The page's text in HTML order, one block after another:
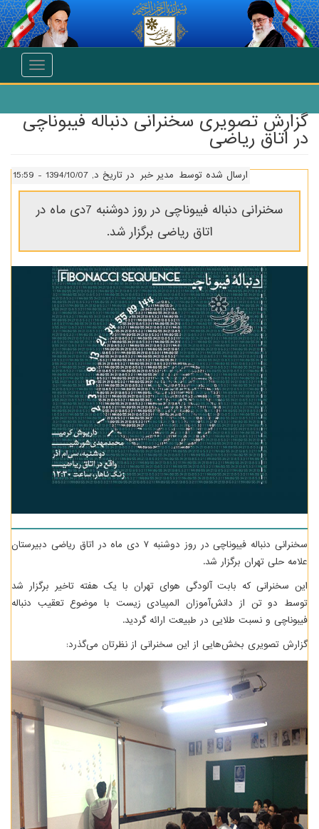
انتقال به محتوای اصلی
Toggle
گزارش تصویری سخنرانی دنباله فیبوناچی
در اتاق ریاضی
ارسال شده توسط مدیر خبر در تاریخ د, 1394/10/07 - 15:59
سخنرانی دنباله فیبوناچی در روز دوشنبه 7دی ماه در
اتاق ریاضی برگزار شد.
سخنرانی دنباله فیبوناچی در روز دوشنبه ۷ دی ماه در اتاق ریاضی دبیرستان
علامه حلی تهران برگزار شد.
این سخنرانی که بابت آلودگی هوای تهران با یک هفته تاخیر برگزار شد
توسط دو تن از دانش‌آموزان المپیادی زیست با موضوع تعقیب دنباله
فیبوناچی و نسبت طلایی در طبیعت ارائه گردید.
گزارش تصویری بخش‌هایی از این سخنرانی از نظرتان می‌گذرد: